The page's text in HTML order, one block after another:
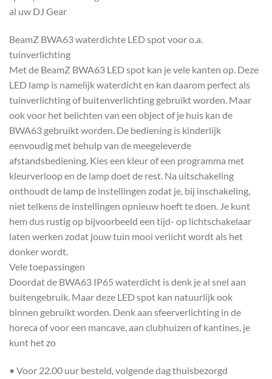
al uw DJ Gear
BeamZ BWA63 waterdichte LED spot voor o.a.
tuinverlichting
Met de BeamZ BWA63 LED spot kan je vele kanten op. Deze
LED lamp is namelijk waterdicht en kan daarom perfect als
tuinverlichting of buitenverlichting gebruikt worden. Maar
ook voor het belichten van een object of je huis kan de
BWA63 gebruikt worden. De bediening is kinderlijk
eenvoudig met behulp van de meegeleverde
afstandsbediening. Kies een kleur of een programma met
kleurverloop en de lamp doet de rest. Na uitschakeling
onthoudt de lamp de instellingen zodat je, bij inschakeling,
niet telkens de instellingen opnieuw hoeft te doen. Je kunt
hem dus rustig op bijvoorbeeld een tijd- op lichtschakelaar
laten werken zodat jouw tuin mooi verlicht wordt als het
donker wordt.
Vele toepassingen
Doordat de BWA63 IP65 waterdicht is denk je al snel aan
buitengebruik. Maar deze LED spot kan natuurlijk ook
binnen gebruikt worden. Denk aan sfeerverlichting in de
horeca of voor een mancave, aan clubhuizen of kantines, je
kunt het zo
• Voor 22.00 uur besteld, volgende dag thuisbezorgd